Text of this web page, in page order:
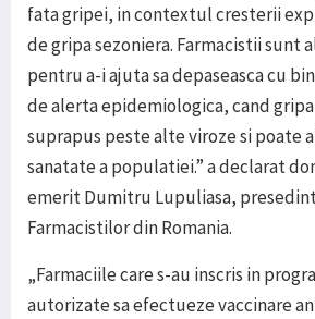
fata gripei, in contextul cresterii
de gripa sezoniera. Farmacistii sunt
pentru a-i ajuta sa depaseasca cu
de alerta epidemiologica, cand
suprapus peste alte viroze si poate
sanatate a populatiei.” a declarat
emerit Dumitru Lupuliasa,
Farmacistilor din Romania.
„Farmaciile care s-au inscris in
autorizate sa efectueze vaccinare